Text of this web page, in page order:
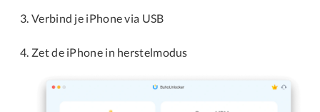
Verbind je iPhone via USB
Zet de iPhone in herstelmodus